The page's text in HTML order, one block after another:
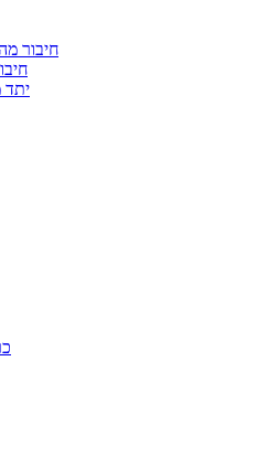
חיבור
יתד